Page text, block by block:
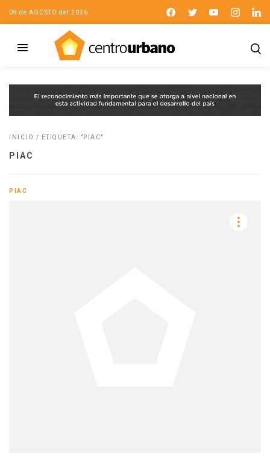
09 de AGOSTO del 2026
INICIO / ETIQUETA: "PIAC"
PIAC
PIAC